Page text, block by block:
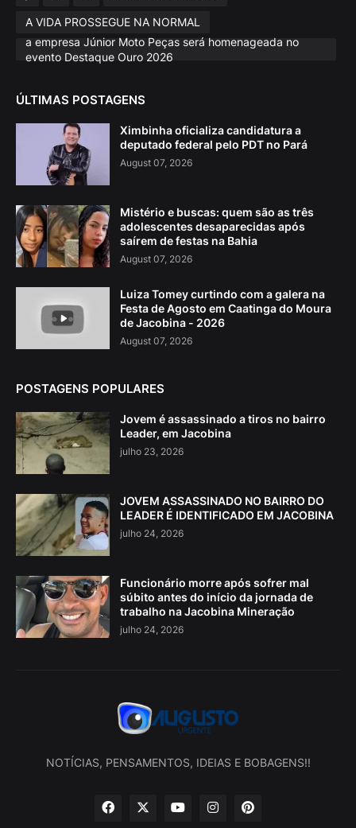
A VIDA PROSSEGUE NA NORMAL
a empresa Júnior Moto Peças será homenageada no
evento Destaque Ouro 2026
ÚLTIMAS POSTAGENS
Ximbinha oficializa candidatura a
deputado federal pelo PDT no Pará
August 07, 2026
Mistério e buscas: quem são as três
adolescentes desaparecidas após
saírem de festas na Bahia
August 07, 2026
Luiza Tomey curtindo com a galera na
Festa de Agosto em Caatinga do Moura
de Jacobina - 2026
August 07, 2026
POSTAGENS POPULARES
Jovem é assassinado a tiros no bairro
Leader, em Jacobina
julho 23, 2026
JOVEM ASSASSINADO NO BAIRRO DO
LEADER É IDENTIFICADO EM JACOBINA
julho 24, 2026
Funcionário morre após sofrer mal
súbito antes do início da jornada de
trabalho na Jacobina Mineração
julho 24, 2026
NOTÍCIAS, PENSAMENTOS, IDEIAS E BOBAGENS!!